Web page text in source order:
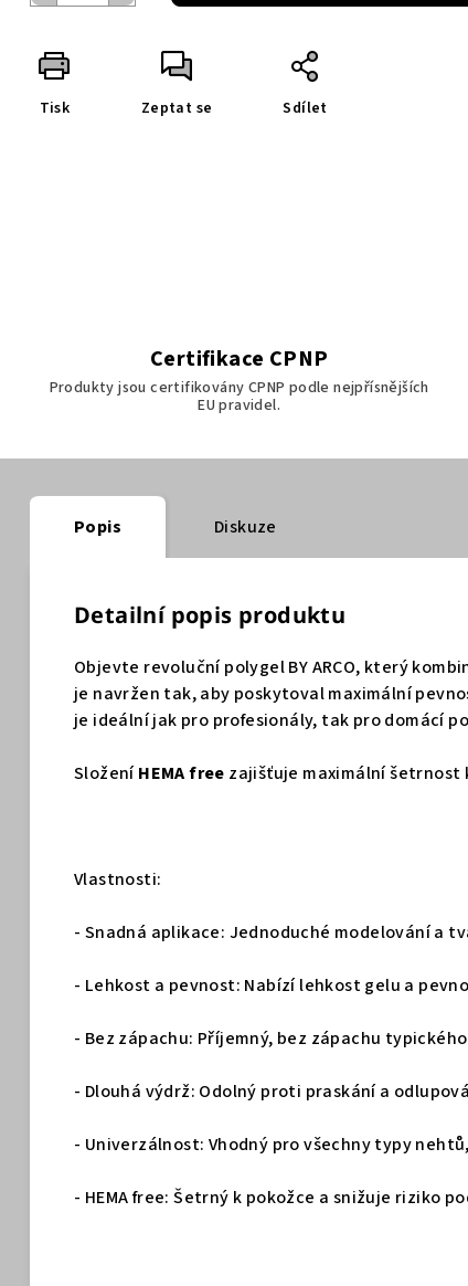
Tisk Zeptat se Sdílet
Certifikace CPNP
Produkty jsou certifikovány CPNP podle nejpřísnějších
EU pravidel.
Popis Diskuze
Detailní popis produktu
Objevte revoluční polygel BY ARCO, který
je navržen tak, aby poskytoval maximální
je ideální jak pro profesionály, tak pro domácí
SloženíHEMA free zajišťuje maximální šetrnost
Vlastnosti:
- Snadná aplikace: Jednoduché modelování a
- Lehkost a pevnost: Nabízí lehkost gelu a
- Bez zápachu: Příjemný, bez zápachu
- Dlouhá výdrž: Odolný proti praskání a
- Univerzálnost: Vhodný pro všechny typy
- HEMA free: Šetrný k pokožce a snižuje riziko